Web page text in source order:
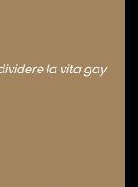
la vita gay